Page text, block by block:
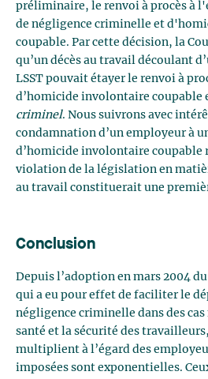
préliminaire, le renvoi à procès à
de négligence criminelle et
coupable. Par cette décision, la
qu’un décès au travail découlant
LSST pouvait étayer le renvoi à
d’homicide involontaire coupable
criminel. Nous suivrons avec
condamnation d’un employeur à
d’homicide involontaire coupable
violation de la législation en
au travail constituerait une
Conclusion
Depuis l’adoption en mars 2004
qui a eu pour effet de faciliter le
négligence criminelle dans des
santé et la sécurité des
multiplient à l’égard des
imposées sont exponentielles.